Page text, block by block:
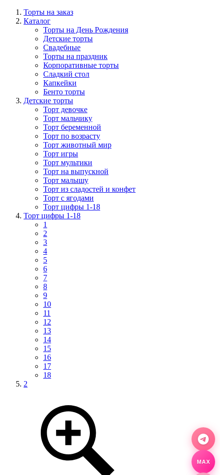
Торты на заказ
Каталог
Торты на День Рождения
Детские торты
Свадебные
Торты на праздник
Корпоративные торты
Сладкий стол
Капкейки
Бенто торты
Детские торты
Торт девочке
Торт мальчику
Торт беременной
Торт по возрасту
Торт животный мир
Торт игры
Торт мультики
Торт на выпускной
Торт малышу
Торт из сладостей и конфет
Торт с ягодами
Торт цифры 1-18
Торт цифры 1-18
1
2
3
4
5
6
7
8
9
10
11
12
13
14
15
16
17
18
2
MAX